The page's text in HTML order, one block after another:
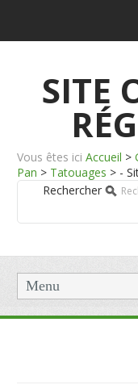
SITE
Vous êtes ici Accueil >
Pan > Tatouages > -
Rechercher
Menu